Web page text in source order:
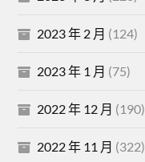
2023 年 2 月 (124)
2023 年 1 月 (75)
2022 年 12 月 (190)
2022 年 11 月 (322)